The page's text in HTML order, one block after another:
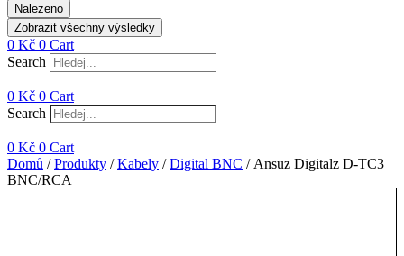
Nalezeno
Zobrazit všechny výsledky
0 Kč 0 Cart
Search
0 Kč 0 Cart
Search
0 Kč 0 Cart
Domů /Produkty /Kabely /Digital BNC / Ansuz Digitalz D-TC3
BNC/RCA